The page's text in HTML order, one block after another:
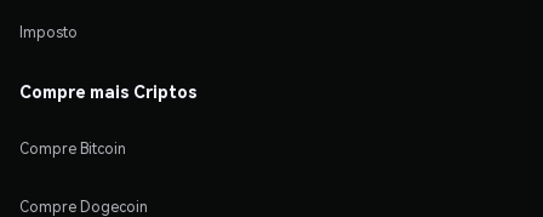
Imposto
Compre mais Criptos
Compre Bitcoin
Compre Dogecoin